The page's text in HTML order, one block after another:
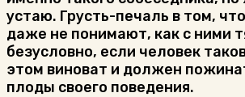
устаю. Грусть-печаль в том,
даже не понимают, как с ними
безусловно, если человек
этом виноват и должен
плоды своего поведения.